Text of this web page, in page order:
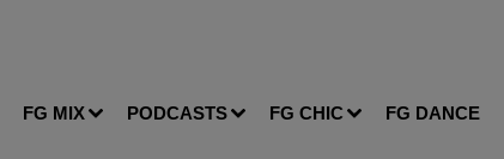
FG MIX PODCASTS FG CHIC FG DANCE